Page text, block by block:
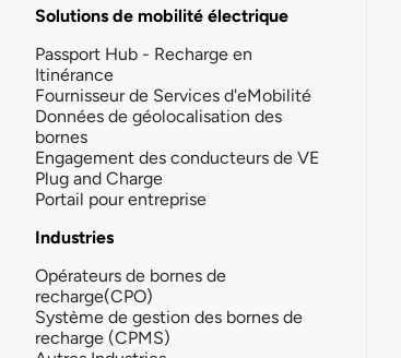
Solutions de mobilité électrique
Passport Hub - Recharge en
Itinérance
Fournisseur de Services d'eMobilité
Données de géolocalisation des
bornes
Engagement des conducteurs de VE
Plug and Charge
Portail pour entreprise
Industries
Opérateurs de bornes de
recharge(CPO)
Système de gestion des bornes de
recharge (CPMS)